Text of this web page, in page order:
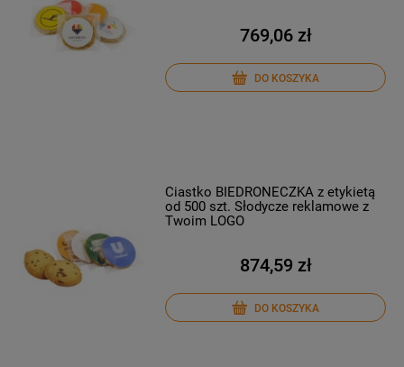
769,06 zł
DO KOSZYKA
Ciastko BIEDRONECZKA z etykietą
od 500 szt. Słodycze reklamowe z
Twoim LOGO
874,59 zł
DO KOSZYKA